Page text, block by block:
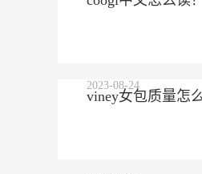
viney女包质量怎
2023-08-24